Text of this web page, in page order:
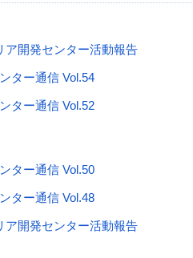
ア開発センター活動報告
ター通信 Vol.54
ター通信 Vol.52
ター通信 Vol.50
ター通信 Vol.48
ア開発センター活動報告